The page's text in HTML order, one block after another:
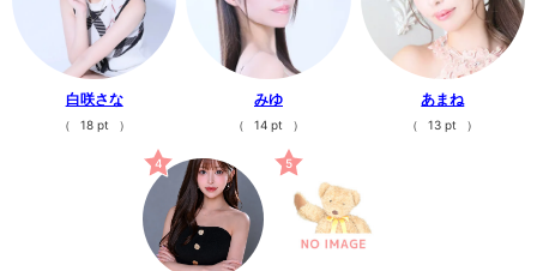
白咲さな
（ 18 pt ）
みゆ
（ 14 pt ）
あまね
（ 13 pt ）
4 5